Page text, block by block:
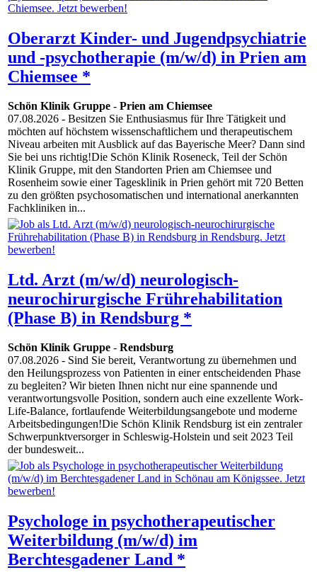
Oberarzt Kinder- und Jugendpsychiatrie
und -psychotherapie (m/w/d) in Prien am
Chiemsee *
Schön Klinik Gruppe - Prien am Chiemsee
07.08.2026 - Besitzen Sie Enthusiasmus für Ihre Tätigkeit und
möchten auf höchstem wissenschaftlichem und therapeutischem
Niveau arbeiten mit Ausblick auf das Bayerische Meer? Dann sind
Sie bei uns richtig!Die Schön Klinik Roseneck, Teil der Schön
Klinik Gruppe, mit den Standorten Prien am Chiemsee und
Rosenheim sowie einer Tagesklinik in Prien gehört mit 720 Betten
zu den größten psychosomatischen und international anerkannten
Fachkliniken in...
Ltd. Arzt (m/w/d) neurologisch-
neurochirurgische Frührehabilitation
(Phase B) in Rendsburg *
Schön Klinik Gruppe - Rendsburg
07.08.2026 - Sind Sie bereit, Verantwortung zu übernehmen und
den Heilungsprozess von Patienten in einer entscheidenden Phase
zu begleiten? Wir bieten Ihnen nicht nur eine spannende und
verantwortungsvolle Position, sondern auch eine exzellente Work-
Life-Balance, fortlaufende Weiterbildungsangebote und moderne
Arbeitsbedingungen!Die Schön Klinik Rendsburg ist ein zentraler
Schwerpunktversorger in Schleswig-Holstein und seit 2023 Teil
der bundesweit...
Psychologe in psychotherapeutischer
Weiterbildung (m/w/d) im
Berchtesgadener Land *